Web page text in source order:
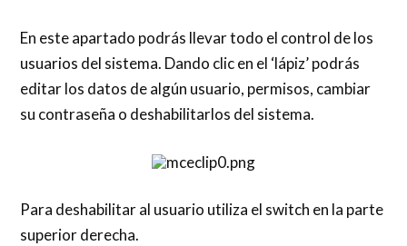
En este apartado podrás llevar todo el control de los
usuarios del sistema. Dando clic en el ‘lápiz’ podrás
editar los datos de algún usuario, permisos, cambiar
su contraseña o deshabilitarlos del sistema.
Para deshabilitar al usuario utiliza el switch en la parte
superior derecha.